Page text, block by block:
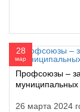
28
мар
Профсоюзы – за
муниципальных
26 марта 2024